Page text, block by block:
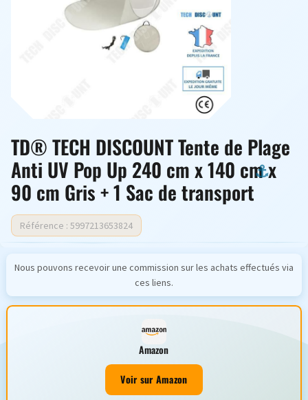
TD® TECH DISCOUNT Tente de Plage
Anti UV Pop Up 240 cm x 140 cm x
90 cm Gris + 1 Sac de transport
Référence : 5997213653824
Nous pouvons recevoir une commission sur les achats effectués via
ces liens.
Amazon
Voir sur Amazon